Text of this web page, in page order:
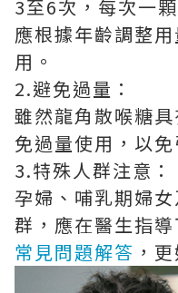
3至6次，每次一
應根據年齡調整
用。
2.避免過量：
雖然龍角散喉糖
免過量使用，以
3.特殊人群注意：
孕婦、哺乳期婦
群，應在醫生指導
常見問題解答 ，